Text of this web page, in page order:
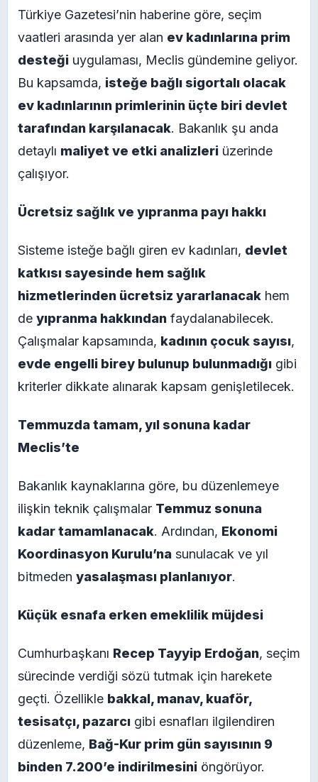
Türkiye Gazetesi’nin haberine göre, seçim
vaatleri arasında yer alan ev kadınlarına prim
desteği uygulaması, Meclis gündemine geliyor.
Bu kapsamda, isteğe bağlı sigortalı olacak
ev kadınlarının primlerinin üçte biri devlet
tarafından karşılanacak. Bakanlık şu anda
detaylı maliyet ve etki analizleri üzerinde
çalışıyor.
Ücretsiz sağlık ve yıpranma payı hakkı
Sisteme isteğe bağlı giren ev kadınları, devlet
katkısı sayesinde hem sağlık
hizmetlerinden ücretsiz yararlanacak hem
de yıpranma hakkından faydalanabilecek.
Çalışmalar kapsamında, kadının çocuk sayısı,
evde engelli birey bulunup bulunmadığı gibi
kriterler dikkate alınarak kapsam genişletilecek.
Temmuzda tamam, yıl sonuna kadar
Meclis’te
Bakanlık kaynaklarına göre, bu düzenlemeye
ilişkin teknik çalışmalar Temmuz sonuna
kadar tamamlanacak. Ardından, Ekonomi
Koordinasyon Kurulu’na sunulacak ve yıl
bitmeden yasalaşması planlanıyor.
Küçük esnafa erken emeklilik müjdesi
Cumhurbaşkanı Recep Tayyip Erdoğan, seçim
sürecinde verdiği sözü tutmak için harekete
geçti. Özellikle bakkal, manav, kuaför,
tesisatçı, pazarcı gibi esnafları ilgilendiren
düzenleme, Bağ-Kur prim gün sayısının 9
binden 7.200’e indirilmesini öngörüyor.